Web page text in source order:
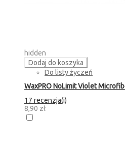
hidden
Dodaj do koszyka
Do listy życzeń
WaxPRO NoLimit Violet
17 recenzja(i)
8,90 zł